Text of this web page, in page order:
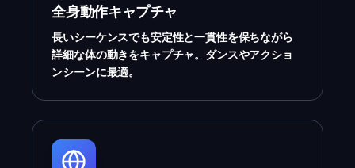
全身動作キャプチャ
長いシーケンスでも安定性と一貫性を保ちながら
詳細な体の動きをキャプチャ。ダンスやアクショ
ンシーンに最適。